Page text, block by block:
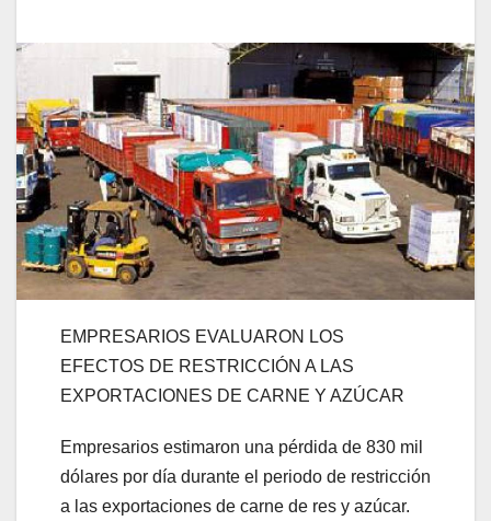
EMPRESARIOS EVALUARON LOS
EFECTOS DE RESTRICCIÓN A LAS
EXPORTACIONES DE CARNE Y AZÚCAR
Empresarios estimaron una pérdida de 830 mil
dólares por día durante el periodo de restricción
a las exportaciones de carne de res y azúcar.